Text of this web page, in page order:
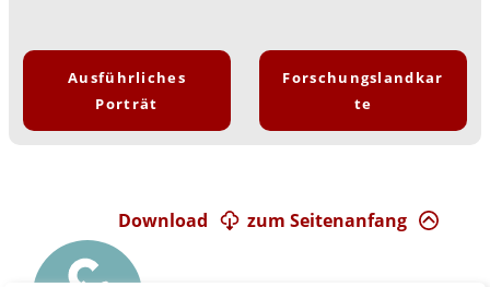
Ausführliches
Porträt
Forschungslandkar
te
zum Seitenanfang
Download